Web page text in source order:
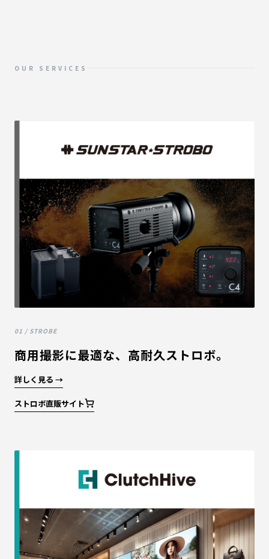
OUR SERVICES
01 / STROBE
商用撮影に最適な、高耐久ストロボ。
詳しく見る →
ストロボ直販サイト